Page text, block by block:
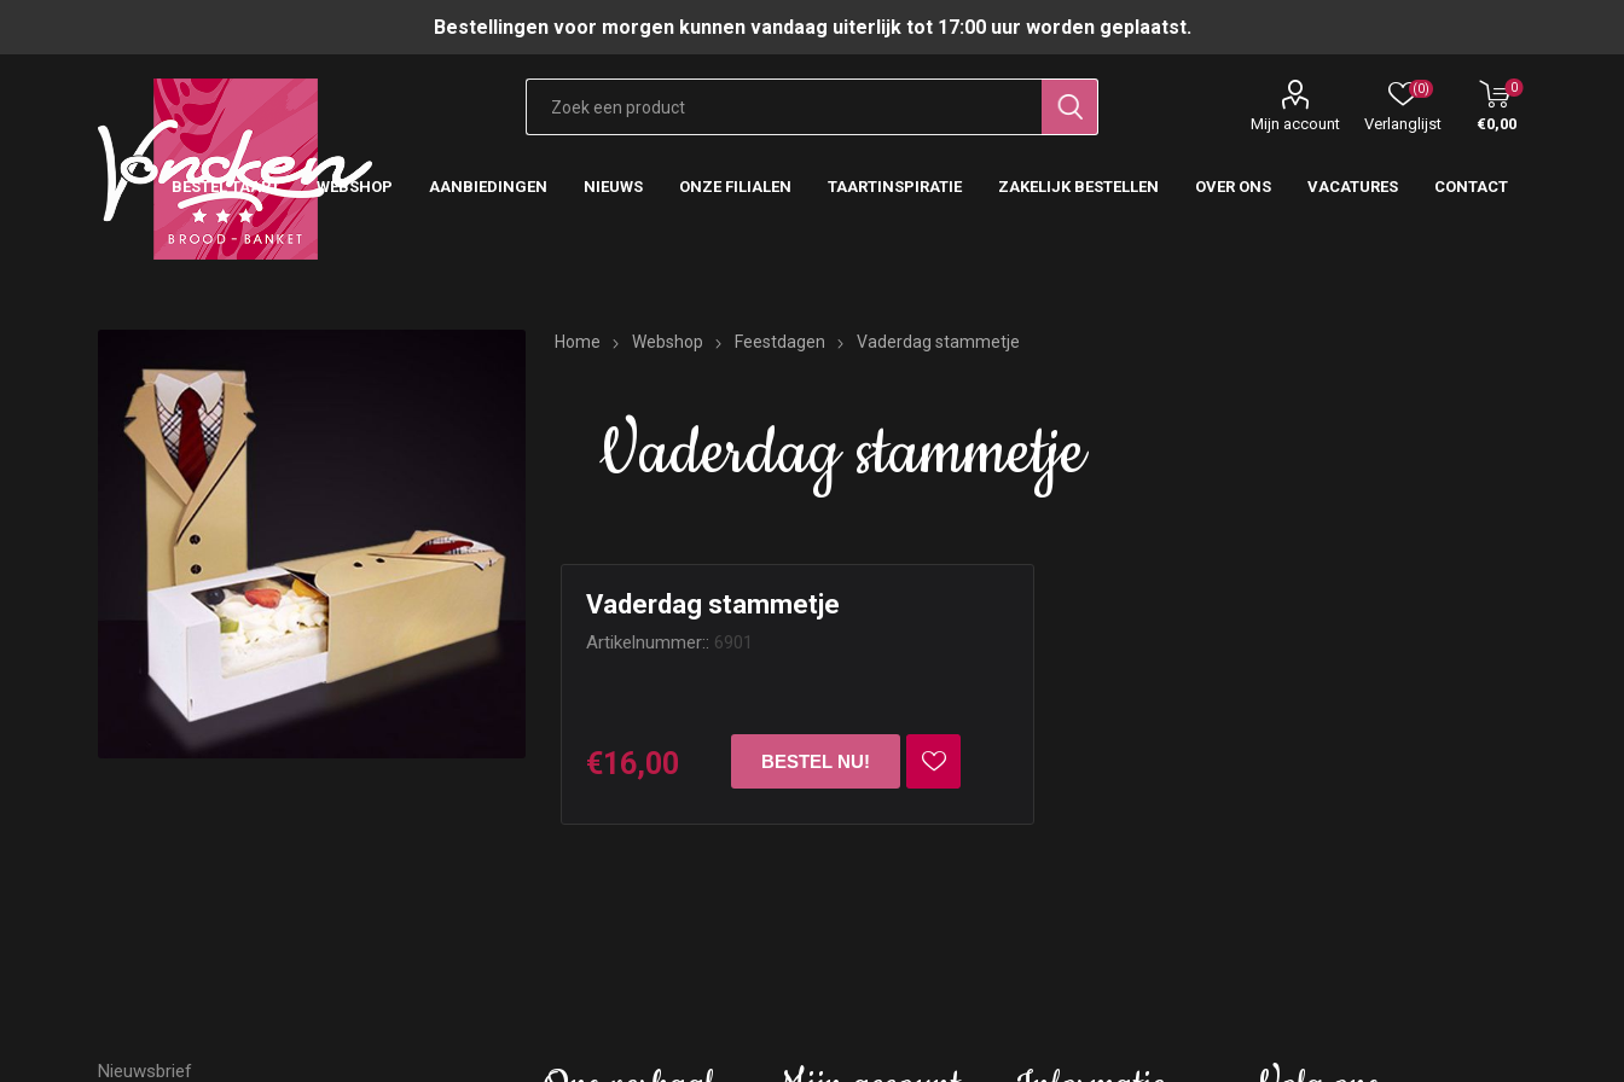
Bestellingen voor morgen kunnen vandaag uiterlijk tot 17:00 uur worden geplaatst.
Mijn account Verlanglijst
(0) 0
€0,00
BESTEL TAART WEBSHOP AANBIEDINGEN NIEUWS ONZE FILIALEN TAARTINSPIRATIE ZAKELIJK BESTELLEN OVER ONS VACATURES CONTACT
Home Webshop Feestdagen Vaderdag stammetje
Vaderdag stammetje
Vaderdag stammetje
Artikelnummer:: 6901
€16,00
Nieuwsbrief